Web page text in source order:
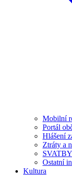
Mobilní
Portál
Hlášení
Ztráty a
Ostatní
Kultura